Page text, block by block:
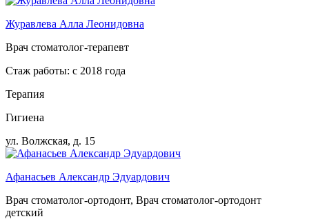
Журавлева Алла Леонидовна
Врач стоматолог-терапевт
Стаж работы: с 2018 года
Терапия
Гигиена
ул. Волжская, д. 15
Афанасьев Александр Эдуардович
Врач стоматолог-ортодонт, Врач стоматолог-ортодонт
детский